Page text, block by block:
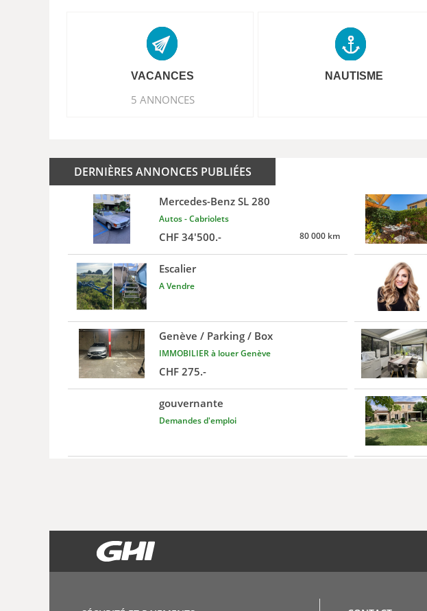
VACANCES
5 ANNONCES
NAUTISME
DERNIÈRES ANNONCES PUBLIÉES
Autos - Cabriolets
CHF 34'500.- 80 000 km
Mercedes-Benz SL 280
A Vendre
Escalier
IMMOBILIER à louer Genève
CHF 275.-
Genève / Parking / Box
Demandes d'emploi
gouvernante